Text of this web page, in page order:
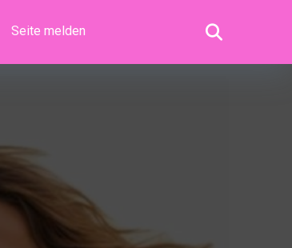
Seite melden